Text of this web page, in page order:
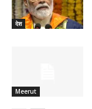
देश
Meerut